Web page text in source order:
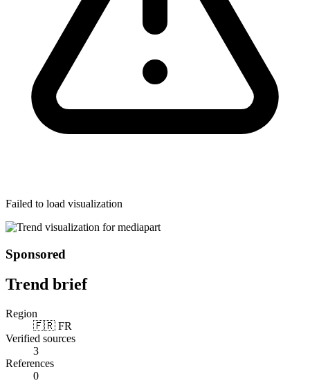
Failed to load visualization
Sponsored
Trend brief
Region
🇫🇷 FR
Verified sources
3
References
0